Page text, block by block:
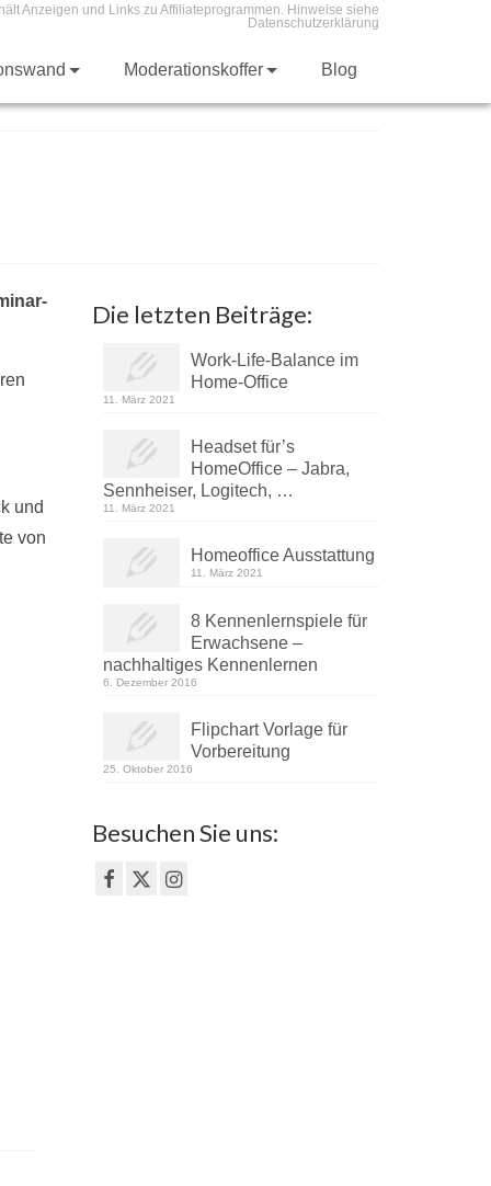
Anzeigen und Links zu Affiliateprogrammen. Hinweise siehe
Datenschutzerklärung
Moderationskoffer Blog
und
von
Die letzten Beiträge:
Work-Life-Balance im
Home-Office
11. März 2021
Headset für’s
HomeOffice – Jabra,
Sennheiser, Logitech, …
11. März 2021
Homeoffice Ausstattung
11. März 2021
8 Kennenlernspiele für
Erwachsene –
nachhaltiges Kennenlernen
6. Dezember 2016
Flipchart Vorlage für
Vorbereitung
25. Oktober 2016
Besuchen Sie uns: